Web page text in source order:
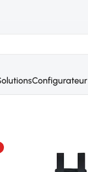
Configurateur